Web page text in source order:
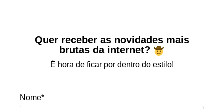
Quer receber as novidades mais
brutas da internet?
É hora de ficar por dentro do estilo!
Nome*